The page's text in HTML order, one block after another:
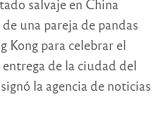
salvaje en China
una pareja de pandas
Kong para celebrar el
de la ciudad del
la agencia de noticias